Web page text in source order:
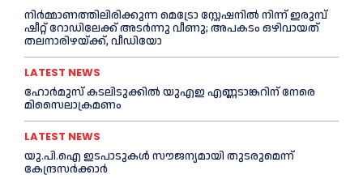
നിർമ്മാണത്തിലിരിക്കുന്ന മെട്രോ സ്റ്റേഷനിൽ നിന്ന് ഇരുമ്പ്
ഷീറ്റ് റോഡിലേക്ക് അടർന്നു വീണു; അപകടം ഒഴിവായത്
തലനാരിഴയ്ക്ക്, വീഡിയോ
LATEST NEWS
ഹോര്‍മുസ് കടലിടുക്കില്‍ യുഎഇ എണ്ണടാങ്കറിന് നേരെ
മിസൈലാക്രമണം
LATEST NEWS
യു.പി.ഐ ഇടപാടുകൾ സൗജന്യമായി തുടരുമെന്ന്
കേന്ദ്രസർക്കാർ